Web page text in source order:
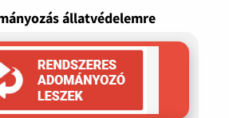
állatvédelemre